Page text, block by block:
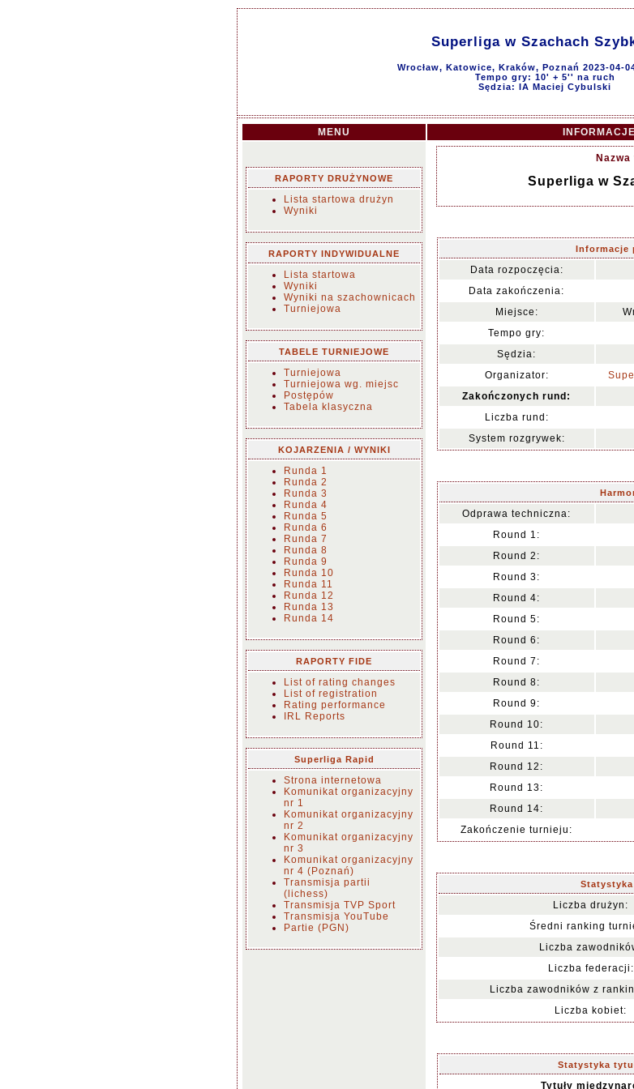
Superliga w Szachach
Wrocław, Katowice, Kraków, Poznań 2023-04-
Tempo gry: 10' + 5'' na ruch
Sędzia: IA Maciej Cybulski
MENU
RAPORTY DRUŻYNOWE
Lista startowa drużyn
Wyniki
RAPORTY INDYWIDUALNE
Lista startowa
Wyniki
Wyniki na szachownicach
Turniejowa
TABELE TURNIEJOWE
Turniejowa
Turniejowa wg. miejsc
Postępów
Tabela klasyczna
KOJARZENIA / WYNIKI
Runda 1
Runda 2
Runda 3
Runda 4
Runda 5
Runda 6
Runda 7
Runda 8
Runda 9
Runda 10
Runda 11
Runda 12
Runda 13
Runda 14
RAPORTY FIDE
List of rating changes
List of registration
Rating performance
IRL Reports
Superliga Rapid
Strona internetowa
Komunikat organizacyjny
nr 1
Komunikat organizacyjny
nr 2
Komunikat organizacyjny
nr 3
Komunikat organizacyjny
nr 4 (Poznań)
Transmisja partii
(lichess)
Transmisja TVP Sport
Transmisja YouTube
Partie (PGN)
Superliga w
Informacje
Data rozpoczęcia:
Data zakończenia:
Miejsce:
Tempo gry:
Sędzia:
Organizator:
Zakończonych rund:
Liczba rund:
System rozgrywek:
Odprawa techniczna:
Round 1:
Round 2:
Round 3:
Round 4:
Round 5:
Round 6:
Round 7:
Round 8:
Round 9:
Round 10:
Round 11:
Round 12:
Round 13:
Round 14:
Zakończenie turnieju:
Liczba drużyn:
Średni ranking
Liczba
Liczba federacji:
Liczba zawodników z
Liczba kobiet:
Statystyka
Tytuły